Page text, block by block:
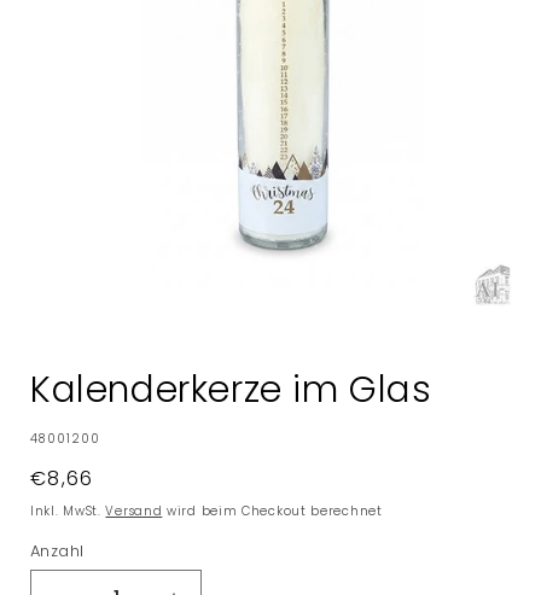
Modal
öffnen
Kalenderkerze im Glas
SKU:
48001200
Normaler
Preis
€8,66
Inkl. MwSt.Versand wird beim Checkout berechnet
Anzahl